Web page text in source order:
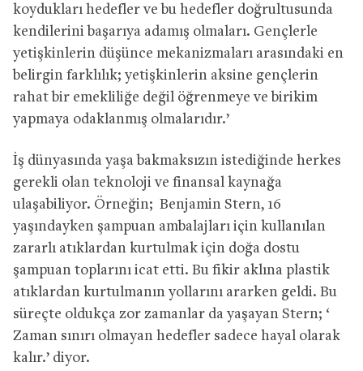
koydukları hedefler ve bu hedefler doğrultusunda
kendilerini başarıya adamış olmaları. Gençlerle
yetişkinlerin düşünce mekanizmaları arasındaki en
belirgin farklılık; yetişkinlerin aksine gençlerin
rahat bir emekliliğe değil öğrenmeye ve birikim
yapmaya odaklanmış olmalarıdır.’
İş dünyasında yaşa bakmaksızın istediğinde herkes
gerekli olan teknoloji ve finansal kaynağa
ulaşabiliyor. Örneğin; Benjamin Stern, 16
yaşındayken şampuan ambalajları için kullanılan
zararlı atıklardan kurtulmak için doğa dostu
şampuan toplarını icat etti. Bu fikir aklına plastik
atıklardan kurtulmanın yollarını ararken geldi. Bu
süreçte oldukça zor zamanlar da yaşayan Stern; ‘
Zaman sınırı olmayan hedefler sadece hayal olarak
kalır.’ diyor.